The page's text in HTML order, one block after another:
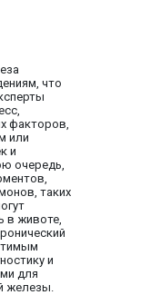
что
факторов,
или
и
очередь,
таких
в животе,
и
для
железы.